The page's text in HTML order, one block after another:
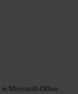
in Microsoft-Office